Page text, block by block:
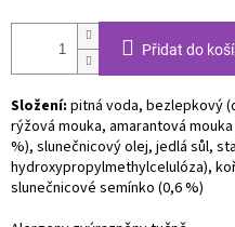
Přidat do
Složení: pitná voda, bezlepkový
rýžová mouka, amarantová
%), slunečnicový olej, jedlá sůl,
hydroxypropylmethylcelulóza),
slunečnicové semínko (0,6 %)